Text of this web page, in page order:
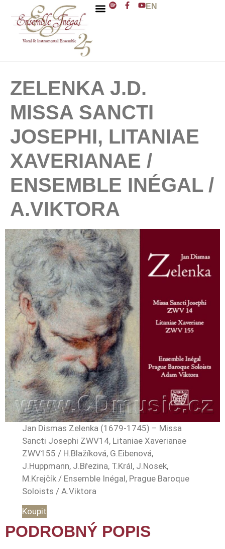
EN
ZELENKA J.D.
MISSA SANCTI
JOSEPHI, LITANIAE
XAVERIANAE /
ENSEMBLE INÉGAL /
A.VIKTORA
Jan Dismas Zelenka (1679-1745) – Missa
Sancti Josephi ZWV14, Litaniae Xaverianae
ZWV155 / H.Blažíková, G.Eibenová,
J.Huppmann, J.Březina, T.Král, J.Nosek,
M.Krejčík / Ensemble Inégal, Prague Baroque
Soloists / A.Viktora
Koupit
PODROBNÝ POPIS